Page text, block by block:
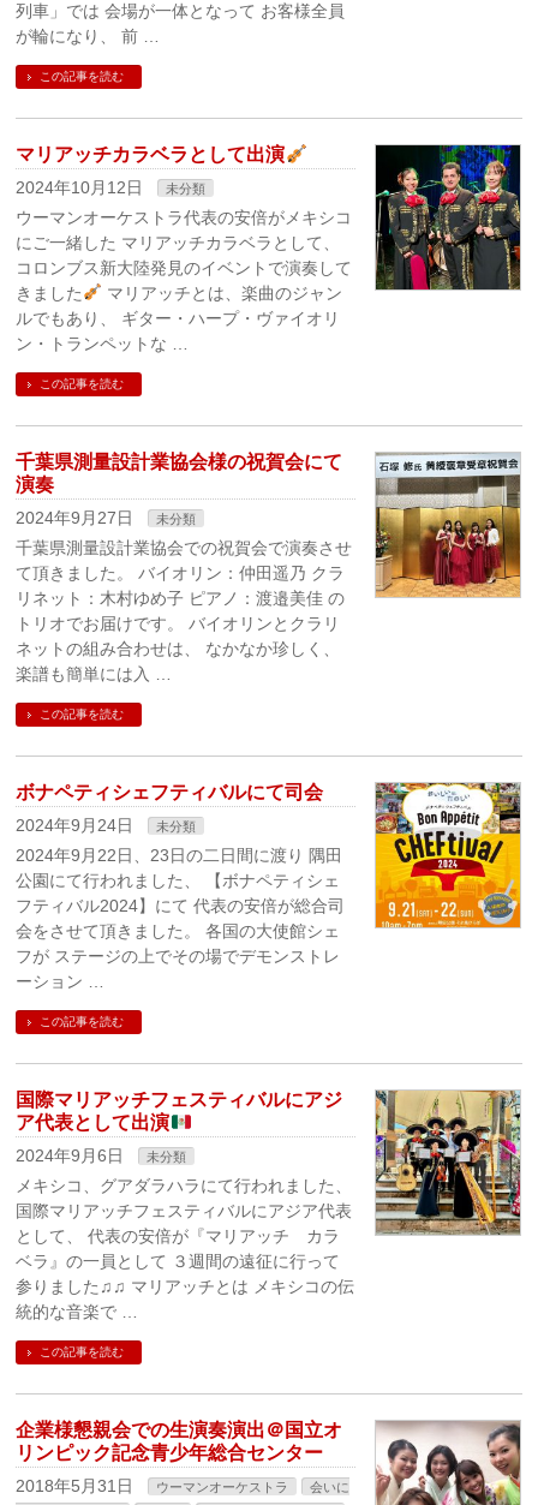
列車」では 会場が一体となって お客様全員
が輪になり、 前 …
この記事を読む
マリアッチカラベラとして出演
2024年10月12日 未分類
ウーマンオーケストラ代表の安倍がメキシコ
にご一緒した マリアッチカラベラとして、
コロンブス新大陸発見のイベントで演奏して
きました
マリアッチとは、楽曲のジャン
ルでもあり、 ギター・ハープ・ヴァイオリ
ン・トランペットな …
この記事を読む
千葉県測量設計業協会様の祝賀会にて
演奏
2024年9月27日 未分類
千葉県測量設計業協会での祝賀会で演奏させ
て頂きました。 バイオリン：仲田遥乃 クラ
リネット：木村ゆめ子 ピアノ：渡邉美佳 の
トリオでお届けです。 バイオリンとクラリ
ネットの組み合わせは、 なかなか珍しく、
楽譜も簡単には入 …
この記事を読む
ボナペティシェフティバルにて司会
2024年9月24日 未分類
2024年9月22日、23日の二日間に渡り 隅田
公園にて行われました、 【ボナペティシェ
フティバル2024】にて 代表の安倍が総合司
会をさせて頂きました。 各国の大使館シェ
フが ステージの上でその場でデモンストレ
ーション …
この記事を読む
国際マリアッチフェスティバルにアジ
ア代表として出演
2024年9月6日 未分類
メキシコ、グアダラハラにて行われました、
国際マリアッチフェスティバルにアジア代表
として、 代表の安倍が『マリアッチ カラ
ベラ』の一員として ３週間の遠征に行って
参りました♫♫ マリアッチとは メキシコの伝
統的な音楽で …
この記事を読む
企業様懇親会での生演奏演出＠国立オ
リンピック記念青少年総合センター
2018年5月31日 ウーマンオーケストラ 会いに